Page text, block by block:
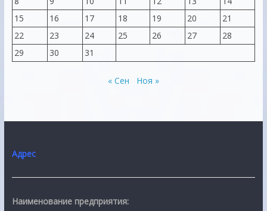
15
16 17 18 19 20
21
22
23 24 25 26 27
28
29
30 31
« Сен Ноя »
Адрес
Наименование предприятия: